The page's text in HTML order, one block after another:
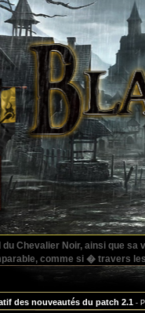
du Chevalier Noir, ainsi que
comme si � travers
des nouveautés du patch 2.1 -